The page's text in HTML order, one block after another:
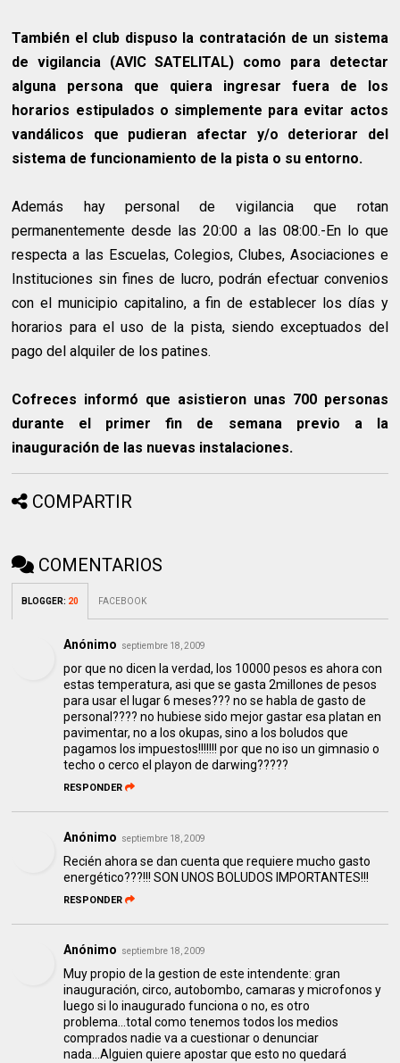
También el club dispuso la contratación de un sistema
de vigilancia (AVIC SATELITAL) como para detectar
alguna persona que quiera ingresar fuera de los
horarios estipulados o simplemente para evitar actos
vandálicos que pudieran afectar y/o deteriorar del
sistema de funcionamiento de la pista o su entorno.
Además hay personal de vigilancia que rotan
permanentemente desde las 20:00 a las 08:00.-En lo que
respecta a las Escuelas, Colegios, Clubes, Asociaciones e
Instituciones sin fines de lucro, podrán efectuar convenios
con el municipio capitalino, a fin de establecer los días y
horarios para el uso de la pista, siendo exceptuados del
pago del alquiler de los patines.
Cofreces informó que asistieron unas 700 personas
durante el primer fin de semana previo a la
inauguración de las nuevas instalaciones.
COMPARTIR
COMENTARIOS
BLOGGER: 20 FACEBOOK
Anónimo septiembre 18, 2009
por que no dicen la verdad, los 10000 pesos es ahora con
estas temperatura, asi que se gasta 2millones de pesos
para usar el lugar 6 meses??? no se habla de gasto de
personal???? no hubiese sido mejor gastar esa platan en
pavimentar, no a los okupas, sino a los boludos que
pagamos los impuestos!!!!!!! por que no iso un gimnasio o
techo o cerco el playon de darwing?????
RESPONDER
Anónimo septiembre 18, 2009
Recién ahora se dan cuenta que requiere mucho gasto
energético???!!! SON UNOS BOLUDOS IMPORTANTES!!!
RESPONDER
Anónimo septiembre 18, 2009
Muy propio de la gestion de este intendente: gran
inauguración, circo, autobombo, camaras y microfonos y
luego si lo inaugurado funciona o no, es otro
problema...total como tenemos todos los medios
comprados nadie va a cuestionar o denunciar
nada...Alguien quiere apostar que esto no quedará